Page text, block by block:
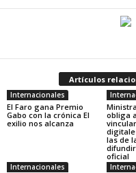
Artículos
Internacionales
El Faro gana Premio
Gabo con la crónica El
exilio nos alcanza
obliga
las de
oficial
Internacionales